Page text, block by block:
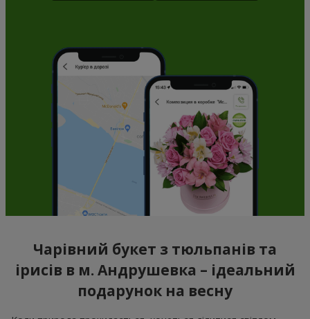
Чарівний букет з тюльпанів та
ірисів в м. Андрушевка – ідеальний
подарунок на весну